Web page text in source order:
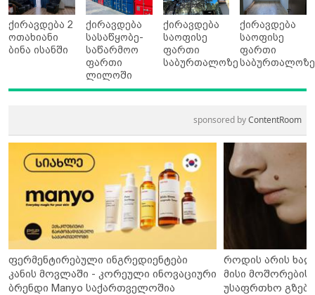
ქირავდება 2
ოთახიანი
ბინა ისანში
ქირავდება
სასაწყობე-
საწარმოო
ფართი
ლილოში
ქირავდება
საოფისე
ფართი
საბურთალოზე
ქირავდება
საოფისე
ფართი
საბურთალოზე
sponsored byContentRoom
ფერმენტირებული ინგრედიენტები
კანის მოვლაში - კორეული ინოვაციური
ბრენდი Manyo საქართველოშია
როდის არის
მისი მოშორების
უსაფრთხო გზები